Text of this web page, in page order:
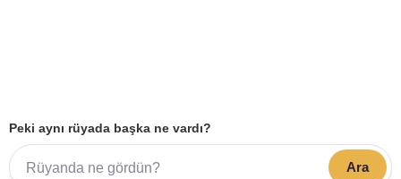
Peki aynı rüyada başka ne vardı?
Ara